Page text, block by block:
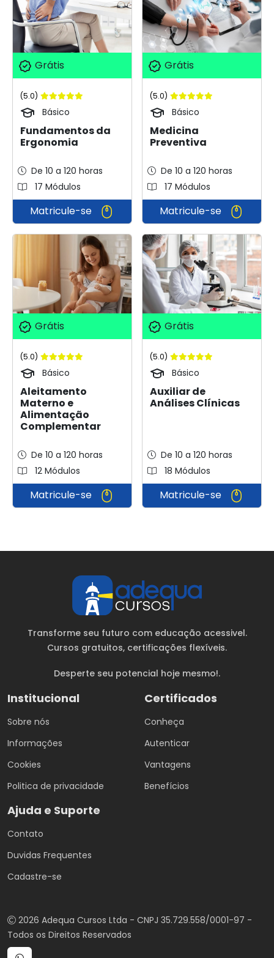
Grátis
(5.0)
Básico
Fundamentos da
Ergonomia
De 10 a 120 horas
17 Módulos
Matricule-se
Grátis
(5.0)
Básico
Medicina
Preventiva
De 10 a 120 horas
17 Módulos
Matricule-se
Grátis
(5.0)
Básico
Aleitamento
Materno e
Alimentação
Complementar
De 10 a 120 horas
12 Módulos
Matricule-se
Grátis
(5.0)
Básico
Auxiliar de
Análises Clínicas
De 10 a 120 horas
18 Módulos
Matricule-se
Transforme seu futuro com educação acessivel.
Cursos gratuitos, certificações flexíveis.
Desperte seu potencial hoje mesmo!.
Institucional
Sobre nós
Informações
Cookies
Politica de privacidade
Certificados
Conheça
Autenticar
Vantagens
Benefícios
Ajuda e Suporte
Contato
Duvidas Frequentes
Cadastre-se
2026 Adequa Cursos Ltda - CNPJ 35.729.558/0001-97 -
Todos os Direitos Reservados